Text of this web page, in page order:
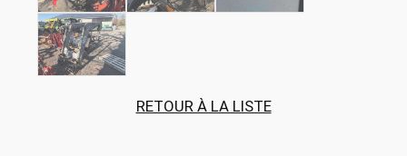
RETOUR À LA LISTE